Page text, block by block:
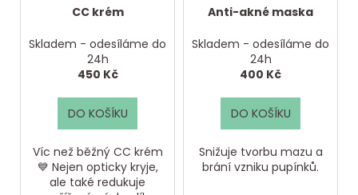
CC krém
Skladem - odesíláme do
24h
450 Kč
DO KOŠÍKU
Víc než běžný CC krém
💙 Nejen opticky kryje,
ale také redukuje
Anti-akné maska
Skladem - odesíláme do
24h
400 Kč
DO KOŠÍKU
Snižuje tvorbu mazu a
brání vzniku pupínků.